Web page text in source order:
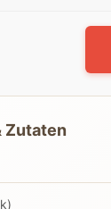
Zutaten